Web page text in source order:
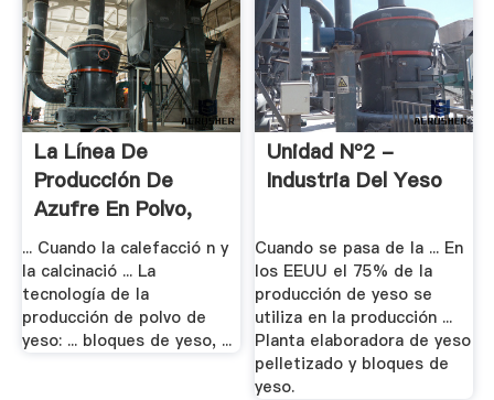
La Línea De
Producción De
Azufre En Polvo,
Molino .
... Cuando la calefacció n y
la calcinació ... La
tecnología de la
producción de polvo de
yeso: ... bloques de yeso, ...
Unidad Nº2 -
Industria Del Yeso
Cuando se pasa de la ... En
los EEUU el 75% de la
producción de yeso se
utiliza en la producción ...
Planta elaboradora de yeso
pelletizado y bloques de
yeso.